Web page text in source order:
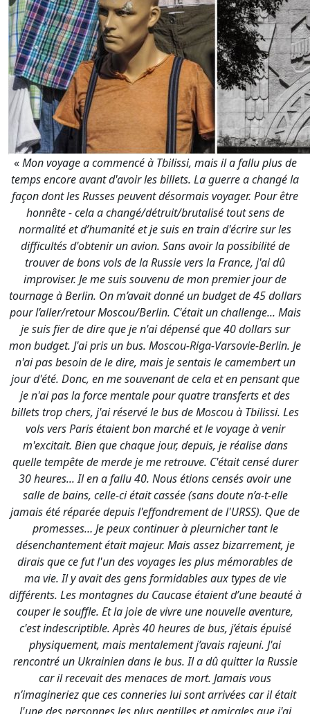
«Mon voyage a commencé à Tbilissi, mais il a fallu plus de
temps encore avant d'avoir les billets. La guerre a changé la
façon dont les Russes peuvent désormais voyager. Pour être
honnête - cela a changé/détruit/brutalisé tout sens de
normalité et d’humanité et je suis en train d'écrire sur les
difficultés d'obtenir un avion. Sans avoir la possibilité de
trouver de bons vols de la Russie vers la France, j'ai dû
improviser. Je me suis souvenu de mon premier jour de
tournage à Berlin. On m’avait donné un budget de 45 dollars
pour l’aller/retour Moscou/Berlin. C'était un challenge... Mais
je suis fier de dire que je n'ai dépensé que 40 dollars sur
mon budget. J'ai pris un bus. Moscou-Riga-Varsovie-Berlin. Je
n'ai pas besoin de le dire, mais je sentais le camembert un
jour d'été. Donc, en me souvenant de cela et en pensant que
je n'ai pas la force mentale pour quatre transferts et des
billets trop chers, j'ai réservé le bus de Moscou à Tbilissi. Les
vols vers Paris étaient bon marché et le voyage à venir
m'excitait. Bien que chaque jour, depuis, je réalise dans
quelle tempête de merde je me retrouve. C'était censé durer
30 heures... Il en a fallu 40. Nous étions censés avoir une
salle de bains, celle-ci était cassée (sans doute n’a-t-elle
jamais été réparée depuis l'effondrement de l'URSS). Que de
promesses… Je peux continuer à pleurnicher tant le
désenchantement était majeur. Mais assez bizarrement, je
dirais que ce fut l'un des voyages les plus mémorables de
ma vie. Il y avait des gens formidables aux types de vie
différents. Les montagnes du Caucase étaient d’une beauté à
couper le souffle. Et la joie de vivre une nouvelle aventure,
c'est indescriptible. Après 40 heures de bus, j’étais épuisé
physiquement, mais mentalement j’avais rajeuni. J'ai
rencontré un Ukrainien dans le bus. Il a dû quitter la Russie
car il recevait des menaces de mort. Jamais vous
n’imagineriez que ces conneries lui sont arrivées car il était
l'une des personnes les plus gentilles et amicales que j'ai
rencontrées. Parfois j'ai pu déceler dans sa stature combien
il avait été ébranlé. Combien la folie du régime russe a
affecté sa vie de manière si radicale. Je parle longuement de
tout cela car il est important d'expliquer pourquoi j’aime
Tbilissi et ses habitants.»